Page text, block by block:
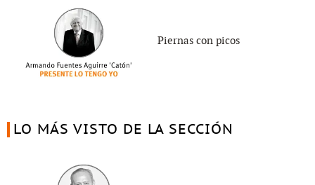
Piernas con picos
LO MÁS VISTO DE LA SECCIÓN